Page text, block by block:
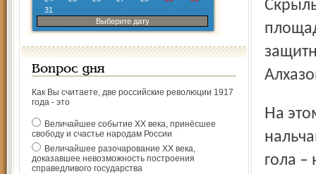
31
Выберите дату
Вопрос дня
Как Вы считаете, две российские революции 1917
года - это
Величайшее событие ХХ века, принёсшее
свободу и счастье народам России
Величайшее разочарование ХХ века,
доказавшее невозможность построения
справедливого государства
На этом ярославские футболисты не успокоились, а
гола –